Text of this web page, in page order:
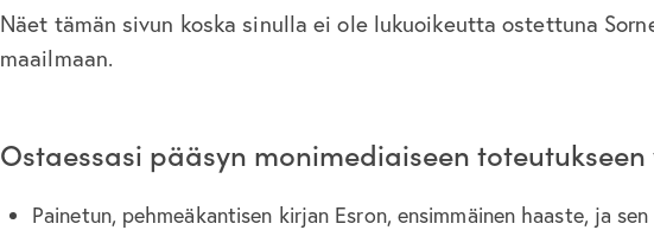
Näet tämän sivun koska sinulla ei ole lukuoikeutta ostettuna
maailmaan.
Ostaessasi pääsyn monimediaiseen toteutukseen
Painetun, pehmeäkantisen kirjan Esron, ensimmäinen haaste, ja